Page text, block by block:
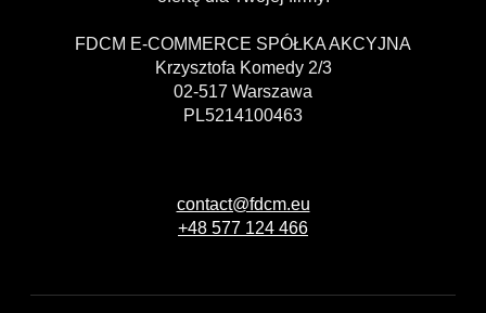
FDCM E-COMMERCE SPÓŁKA AKCYJNA
Krzysztofa Komedy 2/3
02-517 Warszawa
PL5214100463
contact@fdcm.eu
+48 577 124 466